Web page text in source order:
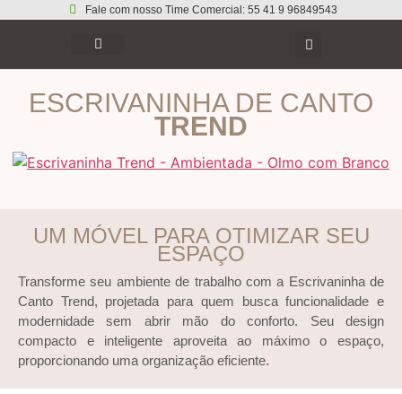
Fale com nosso Time Comercial: 55 41 9 96849543
ESCRIVANINHA DE CANTO
TREND
UM MÓVEL PARA OTIMIZAR SEU
ESPAÇO
Transforme seu ambiente de trabalho com a Escrivaninha de
Canto Trend, projetada para quem busca funcionalidade e
modernidade sem abrir mão do conforto. Seu design
compacto e inteligente aproveita ao máximo o espaço,
proporcionando uma organização eficiente.